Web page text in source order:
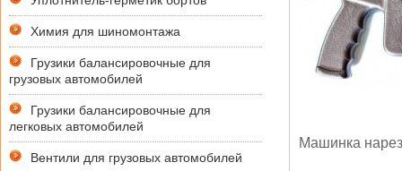
Химия для шиномонтажа
Грузики балансировочные для
грузовых автомобилей
Грузики балансировочные для
легковых автомобилей
Вентили для грузовых автомобилей
Машинка